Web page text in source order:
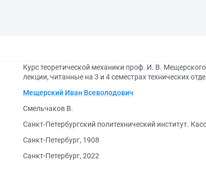
Курс теоретической механики проф. И. В.
лекции, читанные на 3 и 4 семестрах технических
Мещерский Иван Всеволодович
Смельчаков В.
Санкт-Петербургский политехнический институт.
Санкт-Петербург, 1908
Санкт-Петербург, 2022